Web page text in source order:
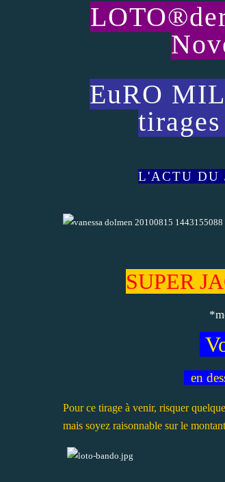
EuRO
L'ACTU DU
SUPER
en
Pour ce tirage à venir, risquer
mais soyez raisonnable sur le